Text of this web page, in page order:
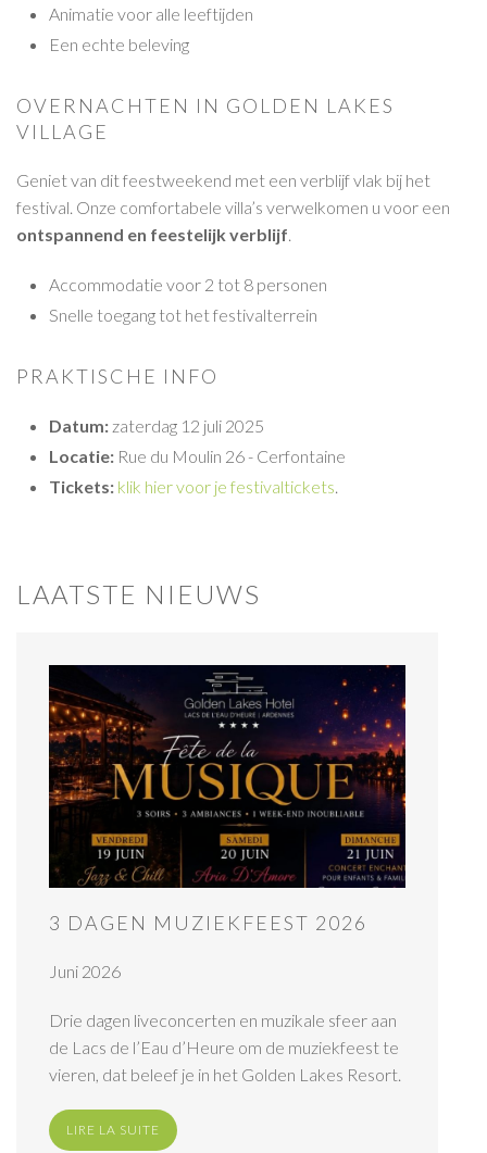
Animatie voor alle leeftijden
Een echte beleving
OVERNACHTEN IN GOLDEN LAKES
VILLAGE
Geniet van dit feestweekend met een verblijf vlak bij het
festival. Onze comfortabele villa’s verwelkomen u voor een
ontspannend en feestelijk verblijf.
Accommodatie voor 2 tot 8 personen
Snelle toegang tot het festivalterrein
PRAKTISCHE INFO
Datum: zaterdag 12 juli 2025
Locatie: Rue du Moulin 26 - Cerfontaine
Tickets: klik hier voor je festivaltickets.
LAATSTE NIEUWS
3 DAGEN MUZIEKFEEST 2026
Juni 2026
Drie dagen liveconcerten en muzikale sfeer aan
de Lacs de l’Eau d’Heure om de muziekfeest te
vieren, dat beleef je in het Golden Lakes Resort.
LIRE LA SUITE